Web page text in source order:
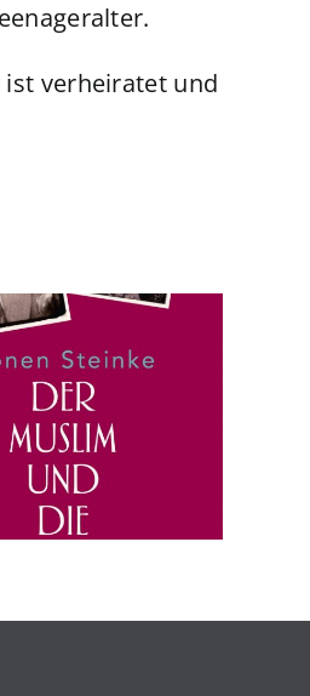
ist verheiratet und